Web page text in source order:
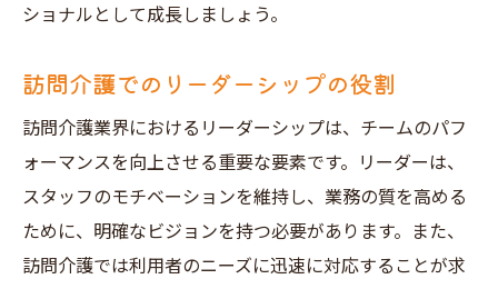
ショナルとして成長しましょう。
訪問介護でのリーダーシップの役割
訪問介護業界におけるリーダーシップは、チームのパフ
ォーマンスを向上させる重要な要素です。リーダーは、
スタッフのモチベーションを維持し、業務の質を高める
ために、明確なビジョンを持つ必要があります。また、
訪問介護では利用者のニーズに迅速に対応することが求